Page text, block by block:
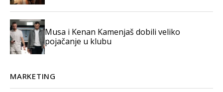
Musa i Kenan Kamenjaš dobili veliko
pojačanje u klubu
MARKETING